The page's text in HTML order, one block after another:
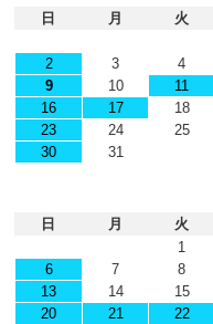
日
月 火
2
3 4
9
10 11
16
17 18
23
24 25
30
31
日
月 火
1
6
7 8
13
14 15
20
21 22